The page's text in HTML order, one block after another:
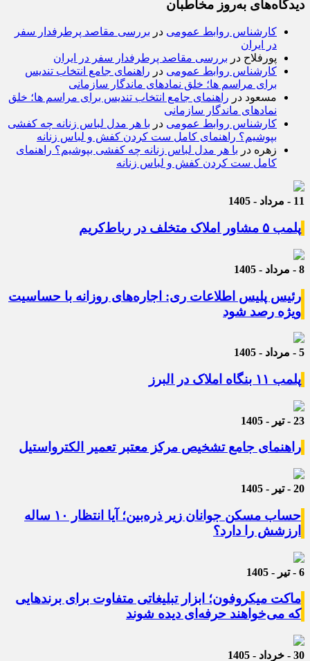
دیدگاه‌های به‌روز مخاطبان
کارشناس روابط عمومی در بررسی مقاصد پرطرفدار سفر
در ایران
پورفلاح در بررسی مقاصد پرطرفدار سفر در ایران
کارشناس روابط عمومی در راهنمای جامع انتخاب تندیس
برای مراسم ها؛ خلق نمادهای ماندگار سازمانی
مسعود در راهنمای جامع انتخاب تندیس برای مراسم ها؛ خلق
نمادهای ماندگار سازمانی
کارشناس روابط عمومی در با هر مدل لباس زنانه چه کفشی
بپوشیم؟ راهنمای کامل ست کردن کفش و لباس زنانه
زهره در با هر مدل لباس زنانه چه کفشی بپوشیم؟ راهنمای
کامل ست کردن کفش و لباس زنانه
11 - مرداد - 1405
پلمب ۵ مشاور املاک متخلف در رباط‌کریم
8 - مرداد - 1405
رئیس پلیس اطلاعات ری: اجاره‌های روزانه با حساسیت
ویژه رصد شود
5 - مرداد - 1405
پلمب ۱۱ بنگاه املاک در البرز
23 - تیر - 1405
راهنمای جامع تشخیص مرکز معتبر تعمیر الکترواستیل
20 - تیر - 1405
حساب مسکن جوانان زیر ذره‌بین؛ آیا انتظار ۱۰ ساله
ارزشش را دارد؟
6 - تیر - 1405
ماکت میکروفون؛ ابزار تبلیغاتی متفاوت برای برندهایی
که می‌خواهند حرفه‌ای دیده شوند
30 - خرداد - 1405